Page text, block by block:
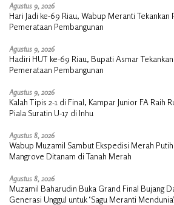
Agustus 9, 2026
Hari Jadi ke-69 Riau, Wabup Meranti Tekankan
Pemerataan Pembangunan
Agustus 9, 2026
Hadiri HUT ke-69 Riau, Bupati Asmar
Pemerataan Pembangunan
Agustus 9, 2026
Kalah Tipis 2-1 di Final, Kampar Junior FA Raih
Piala Suratin U-17 di Inhu
Agustus 8, 2026
Wabup Muzamil Sambut Ekspedisi Merah
Mangrove Ditanam di Tanah Merah
Agustus 8, 2026
Muzamil Baharudin Buka Grand Final Bujang
Generasi Unggul untuk ‘Sagu Meranti Mendunia’